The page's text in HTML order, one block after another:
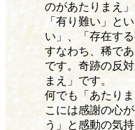
のがあたりまえ
「有り難い」と
い」、「存在す
すなわち、稀で
です。奇跡の反
まえ」です。
何でも「あたり
こには感謝の心
う」と感動の気